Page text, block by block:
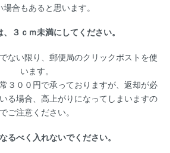
合もあると思います。
３ｃｍ未満にしてください。
ない限り、郵便局のクリックポストを使
います。
３００円で承っておりますが、返却が必
る場合、高上がりになってしまいますの
でご注意ください。
るべく入れないでください。